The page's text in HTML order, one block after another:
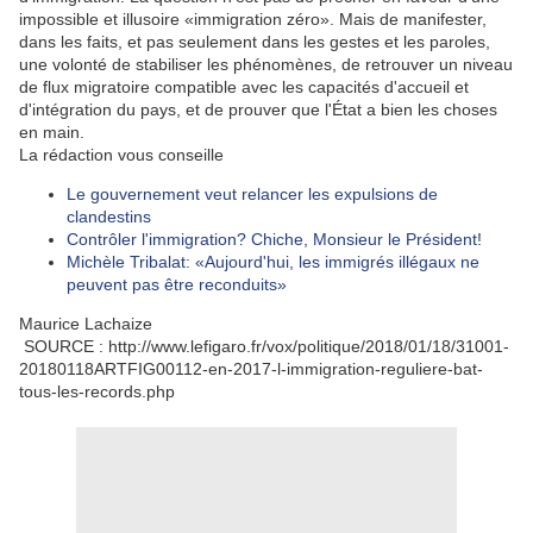
impossible et illusoire «immigration zéro». Mais de manifester,
dans les faits, et pas seulement dans les gestes et les paroles,
une volonté de stabiliser les phénomènes, de retrouver un niveau
de flux migratoire compatible avec les capacités d'accueil et
d'intégration du pays, et de prouver que l'État a bien les choses
en main.
La rédaction vous conseille
Le gouvernement veut relancer les expulsions de
clandestins
Contrôler l'immigration? Chiche, Monsieur le Président!
Michèle Tribalat: «Aujourd'hui, les immigrés illégaux ne
peuvent pas être reconduits»
Maurice Lachaize
SOURCE : http://www.lefigaro.fr/vox/politique/2018/01/18/31001-
20180118ARTFIG00112-en-2017-l-immigration-reguliere-bat-
tous-les-records.php